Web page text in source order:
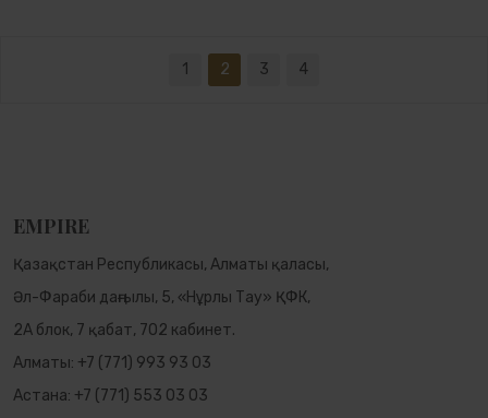
1 2 3 4
EMPIRE
Қазақстан Республикасы, Алматы қаласы,
Әл-Фараби даңғылы, 5, «Нұрлы Тау» ҚФК,
2А блок, 7 қабат, 702 кабинет.
Алматы: +7 (771) 993 93 03
Астана: +7 (771) 553 03 03